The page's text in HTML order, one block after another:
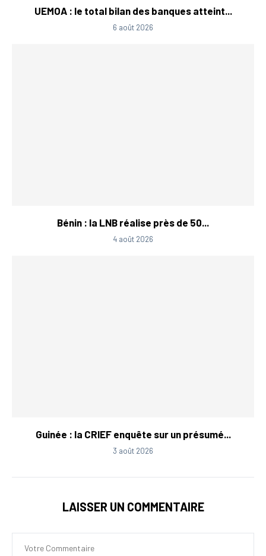
UEMOA : le total bilan des banques atteint...
6 août 2026
Bénin : la LNB réalise près de 50...
4 août 2026
Guinée : la CRIEF enquête sur un présumé...
3 août 2026
LAISSER UN COMMENTAIRE